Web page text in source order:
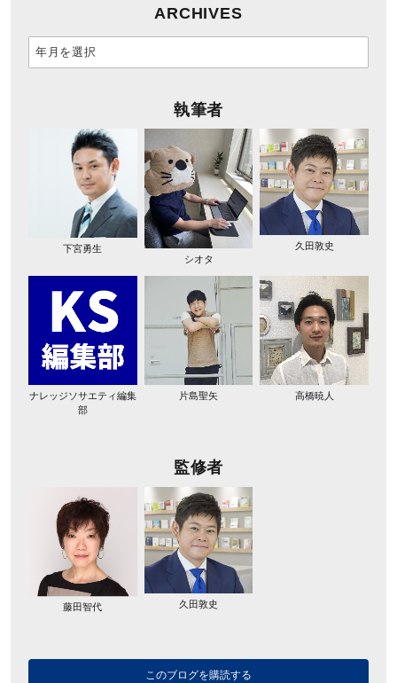
ARCHIVES
執筆者
下宮勇生
シオタ
久田敦史
ナレッジソサエティ編集
部
片島聖矢 高橋暁人
監修者
藤田智代 久田敦史
このブログを購読する